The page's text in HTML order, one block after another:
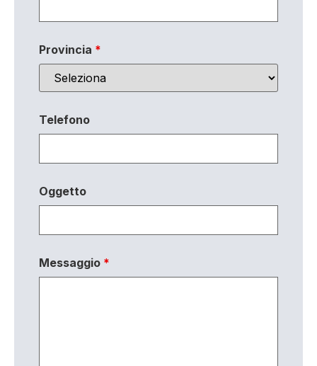
Provincia *
Telefono
Oggetto
Messaggio *